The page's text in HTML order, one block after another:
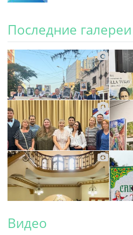
Последние галереи
Видео